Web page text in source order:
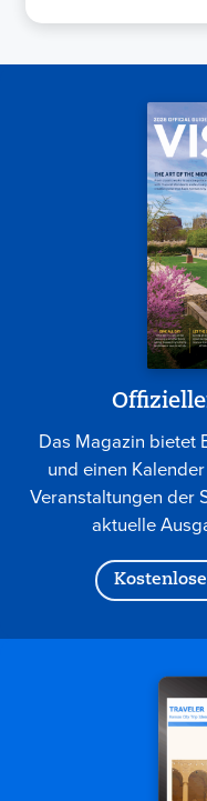
Das Magazin bietet
und einen
Veranstaltungen der
aktuelle